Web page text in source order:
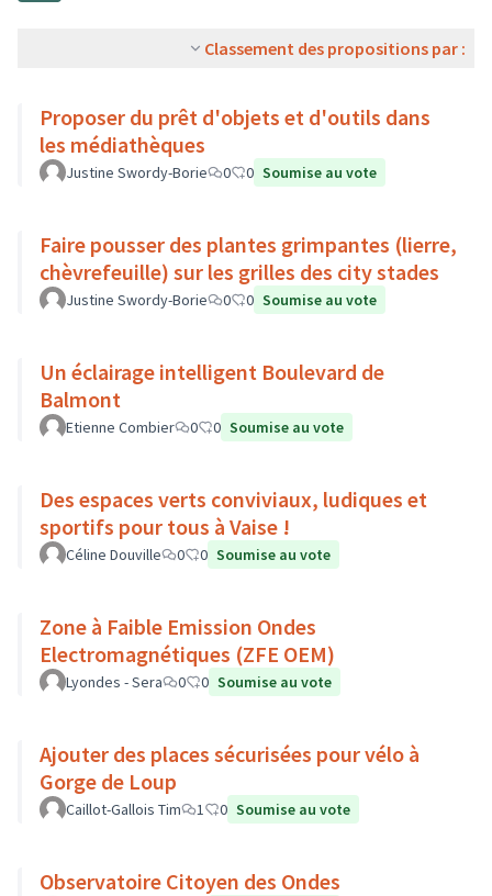
Classement des propositions par :
Proposer du prêt d'objets et d'outils dans
les médiathèques
Justine Swordy-Borie 0 0 Soumise au vote
Faire pousser des plantes grimpantes (lierre,
chèvrefeuille) sur les grilles des city stades
Justine Swordy-Borie 0 0 Soumise au vote
Un éclairage intelligent Boulevard de
Balmont
Etienne Combier 0 0 Soumise au vote
Des espaces verts conviviaux, ludiques et
sportifs pour tous à Vaise !
Céline Douville 0 0 Soumise au vote
Zone à Faible Emission Ondes
Electromagnétiques (ZFE OEM)
Lyondes - Sera 0 0 Soumise au vote
Ajouter des places sécurisées pour vélo à
Gorge de Loup
Caillot-Gallois Tim 1 0 Soumise au vote
Observatoire Citoyen des Ondes